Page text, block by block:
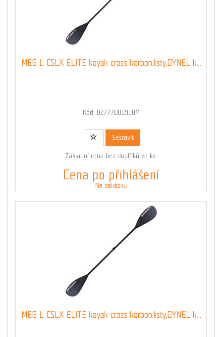
MEG L CSLX ELITE kayak cross karbon.listy,DYNEL k...
Kód: 02777D00930M
Sestavit
Základní cena bez doplňků za ks:
Cena po přihlášení
Na zakázku
MEG L CSLX ELITE kayak cross karbon.listy,DYNEL k...